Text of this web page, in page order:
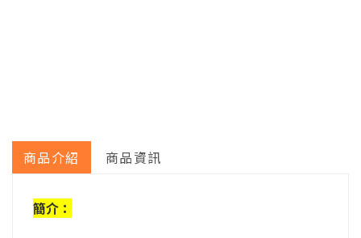
商品介紹 商品資訊
簡介：